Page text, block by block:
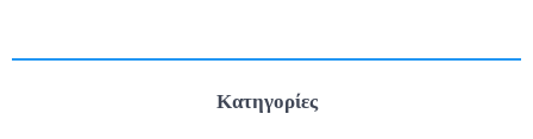
Κατηγορίες